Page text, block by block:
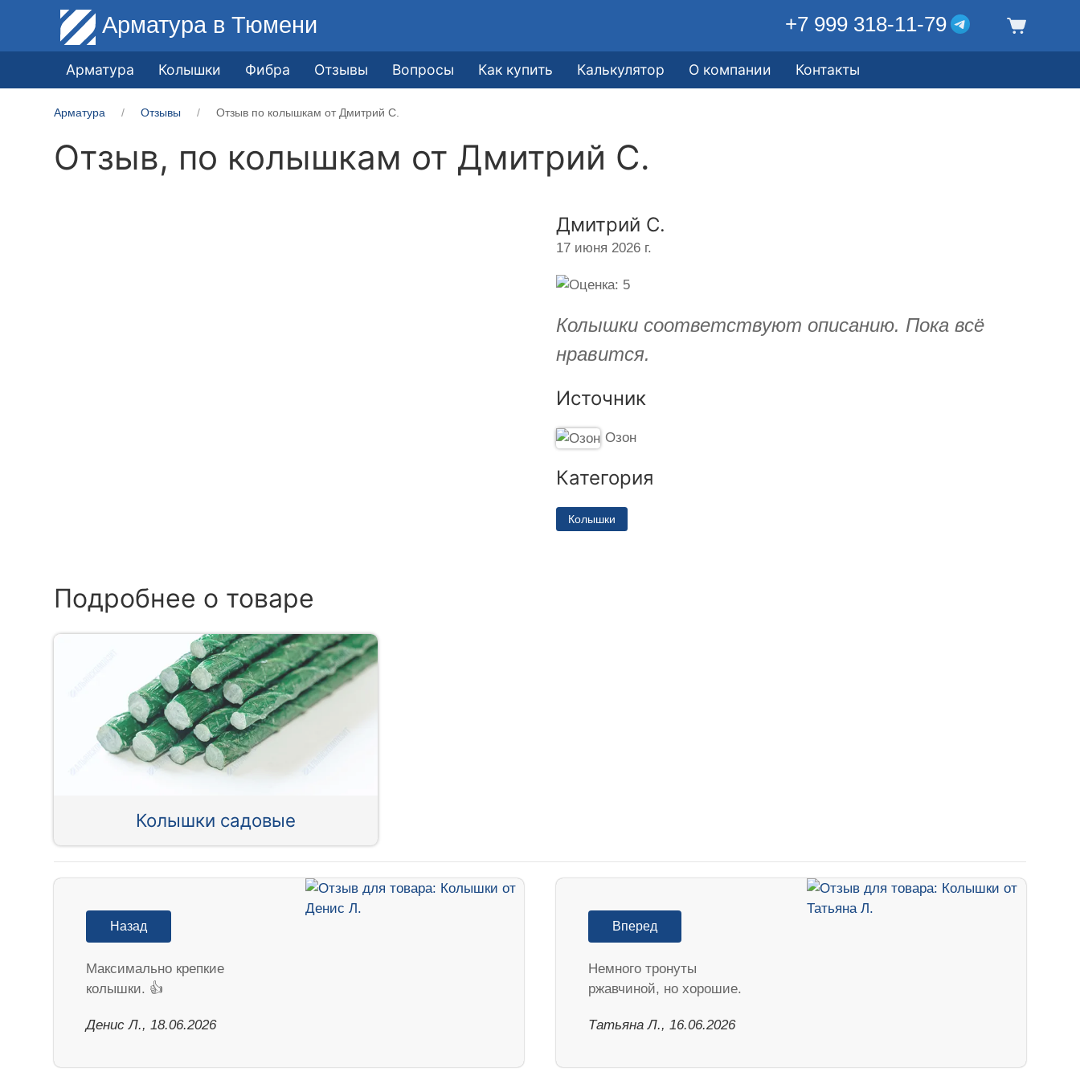
Арматура в Тюмени +7 999 318-11-79
Арматура Колышки Фибра Отзывы Вопросы Как купить Калькулятор О компании Контакты
Арматура Отзывы Отзыв по колышкам от Дмитрий С.
Отзыв, по колышкам от Дмитрий С.
Дмитрий С.
17 июня 2026 г.
Колышки соответствуют описанию. Пока всё
нравится.
Источник
Озон
Категория
Колышки
Подробнее о товаре
Колышки садовые
Назад
Максимально крепкие
колышки. 👍
Денис Л., 18.06.2026
Вперед
Немного тронуты
ржавчиной, но хорошие.
Татьяна Л., 16.06.2026